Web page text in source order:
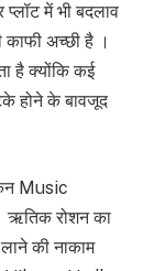
में भी बदलाव
काफी अच्छी है ।
है क्योंकि कई
होने के बावजूद
Music
ऋतिक रोशन का
की नाकाम